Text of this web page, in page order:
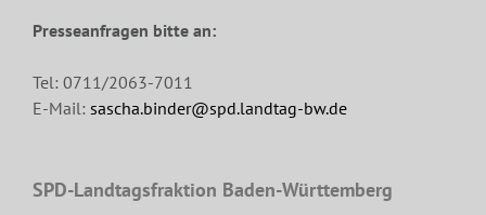
Presseanfragen bitte an:
Tel: 0711/2063-7011
E-Mail: sascha.binder@spd.landtag-bw.de
SPD-Landtagsfraktion Baden-Württemberg